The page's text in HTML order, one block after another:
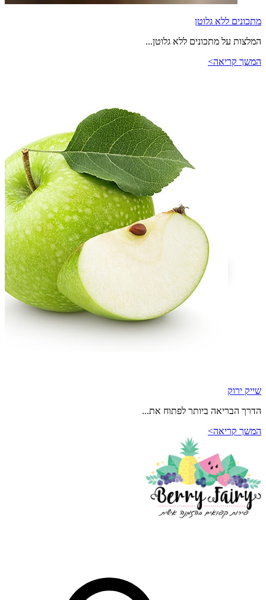
מתכונים ללא גלוטן
המלצות על מתכונים ללא גלוטן...
המשך קריאה>
שייק ירוק
הדרך הבריאה ביותר לפתוח את...
המשך קריאה>